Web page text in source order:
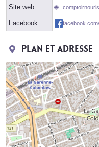
Site web
Facebook
Plan et adresse